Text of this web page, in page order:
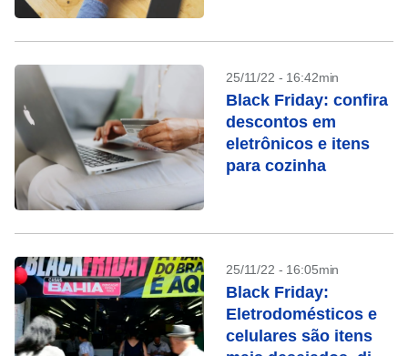
25/11/22 - 16:42min
Black Friday: confira
descontos em
eletrônicos e itens
para cozinha
25/11/22 - 16:05min
Black Friday:
Eletrodomésticos e
celulares são itens